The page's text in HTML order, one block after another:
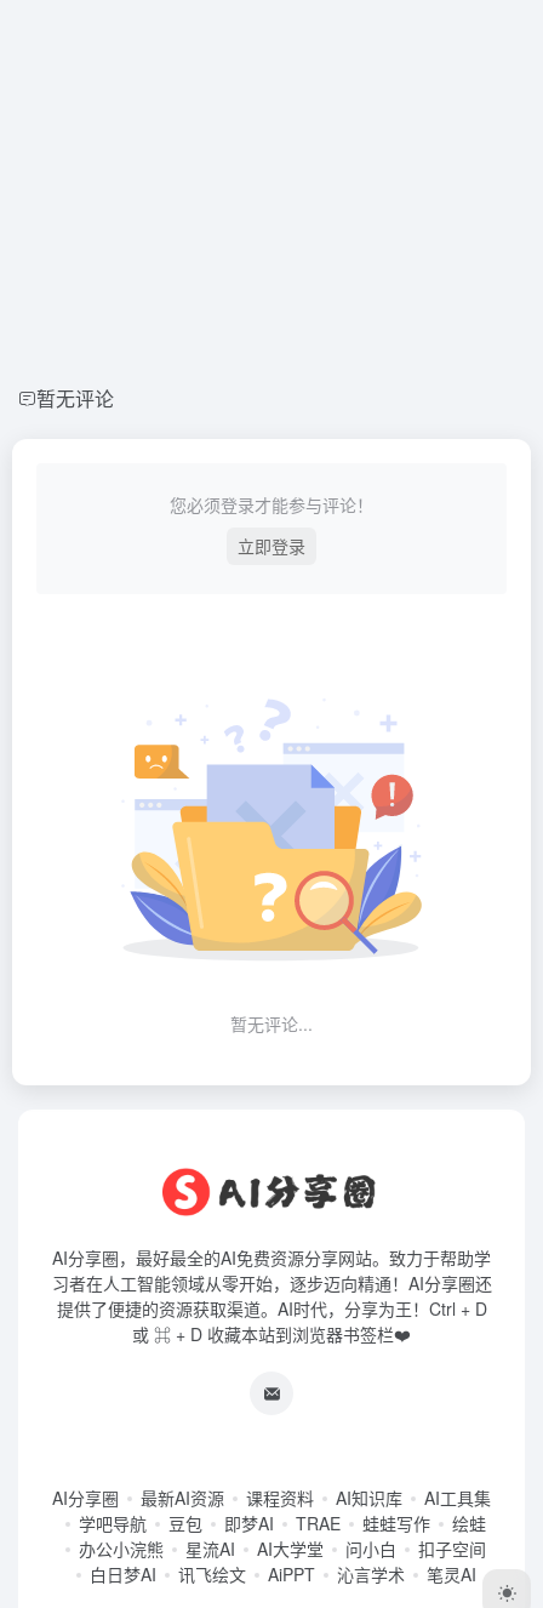
暂无评论
您必须登录才能参与评论！
立即登录
暂无评论...
AI分享圈，最好最全的AI免费资源分享网站。致力于帮助学
习者在人工智能领域从零开始，逐步迈向精通！AI分享圈还
提供了便捷的资源获取渠道。AI时代，分享为王！Ctrl + D
或 ⌘ + D 收藏本站到浏览器书签栏❤️
AI分享圈 最新AI资源 课程资料 AI知识库
AI工具集
学吧导航
豆包 即梦AI TRAE 蛙蛙写作
绘蛙
办公小浣熊
星流AI AI大学堂 问小白
扣子空间
白日梦AI
讯飞绘文 AiPPT 沁言学术 笔灵AI